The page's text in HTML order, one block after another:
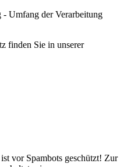
Umfang der Verarbeitung
finden Sie in unserer
vor Spambots geschützt! Zur